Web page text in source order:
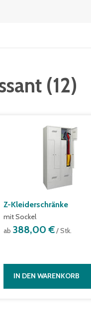
(12)
Z-Kleiderschränke
mit Sockel
ab 388,00 €/ Stk.
IN DEN WARENKORB